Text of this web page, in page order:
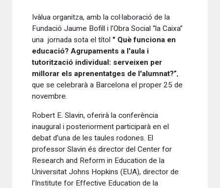
Ivàlua organitza, amb la col·laboració de la
Fundació Jaume Bofill i l’Obra Social “la Caixa”
una jornada sota el títol " Què funciona en
educació? Agrupaments a l'aula i
tutorització individual: serveixen per
millorar els aprenentatges de l'alumnat?”,
que se celebrarà a Barcelona el proper 25 de
novembre.
Robert E. Slavin, oferirà la conferència
inaugural i posteriorment participarà en el
debat d’una de les taules rodones. El
professor Slavin és director del Center for
Research and Reform in Education de la
Universitat Johns Hopkins (EUA), director de
l’Institute for Effective Education de la